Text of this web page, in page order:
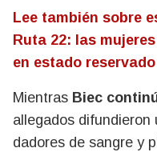
Lee también sobre
Ruta 22: las
en estado reservado
Mientras Biec
allegados difundieron
dadores de sangre y